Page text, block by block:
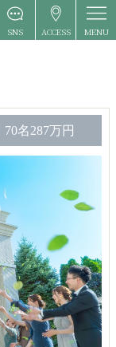
SNS ACCESS MENU
名287万円